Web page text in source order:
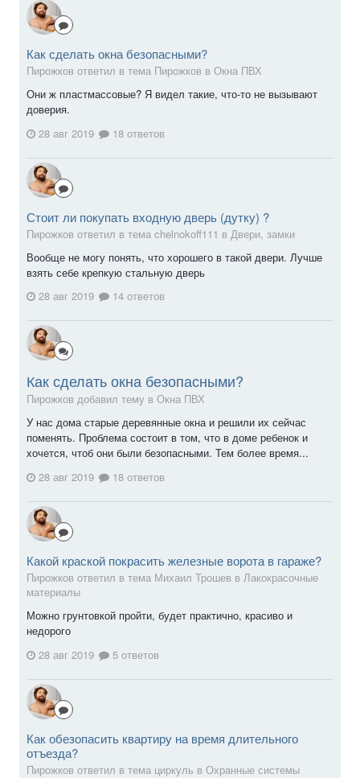
Как сделать окна безопасными?
Пирожков ответил в тема Пирожков в Окна ПВХ
Они ж пластмассовые? Я видел такие, что-то не вызывают
доверия.
28 авг 2019
18 ответов
Стоит ли покупать входную дверь (дутку) ?
Пирожков ответил в тема chelnokoff111 в Двери, замки
Вообще не могу понять, что хорошего в такой двери. Лучше
взять себе крепкую стальную дверь
28 авг 2019
14 ответов
Как сделать окна безопасными?
Пирожков добавил тему в Окна ПВХ
У нас дома старые деревянные окна и решили их сейчас
поменять. Проблема состоит в том, что в доме ребенок и
хочется, чтоб они были безопасными. Тем более время...
28 авг 2019
18 ответов
Какой краской покрасить железные ворота в гараже?
Пирожков ответил в тема Михаил Трошев в Лакокрасочные
материалы
Можно грунтовкой пройти, будет практично, красиво и
недорого
28 авг 2019
5 ответов
Как обезопасить квартиру на время длительного
отъезда?
Пирожков ответил в тема циркуль в Охранные системы